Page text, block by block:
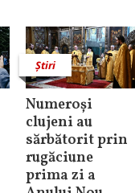
Știri
Numeroși
clujeni au
sărbătorit prin
rugăciune
prima zi a